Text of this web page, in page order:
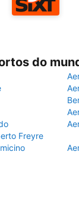
do
Freyre